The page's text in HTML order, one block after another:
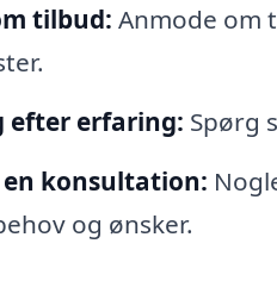
tilbud: Anmode om
efter erfaring: Spørg
en konsultation:
og ønsker.